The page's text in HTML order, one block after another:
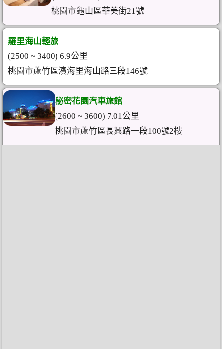
桃園市龜山區華美街21號
羅里海山輕旅
(2500 ~ 3400) 6.9公里
桃園市蘆竹區濱海里海山路三段146號
秘密花園汽車旅館
(2600 ~ 3600) 7.01公里
桃園市蘆竹區長興路一段100號2樓